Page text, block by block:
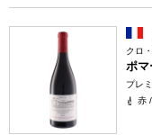
クロ
ポマ
プレ
赤